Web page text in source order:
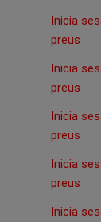
Inicia
preus
Inicia
preus
Inicia
preus
Inicia
preus
Inicia